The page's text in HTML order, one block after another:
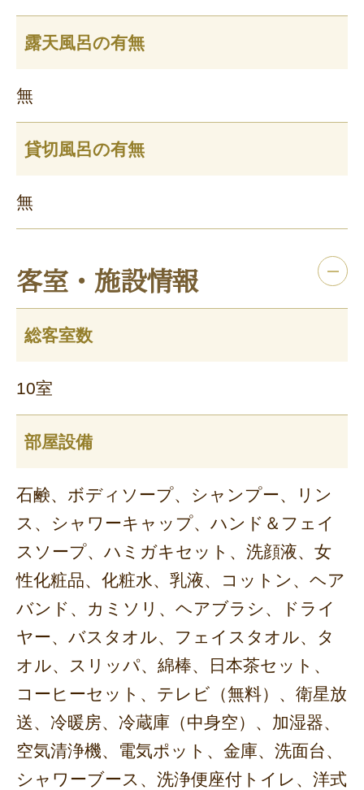
露天風呂の有無
無
貸切風呂の有無
無
客室・施設情報
総客室数
10室
部屋設備
石鹸、ボディソープ、シャンプー、リン
ス、シャワーキャップ、ハンド＆フェイ
スソープ、ハミガキセット、洗顔液、女
性化粧品、化粧水、乳液、コットン、ヘア
バンド、カミソリ、ヘアブラシ、ドライ
ヤー、バスタオル、フェイスタオル、タ
オル、スリッパ、綿棒、日本茶セット、
コーヒーセット、テレビ（無料）、衛星放
送、冷暖房、冷蔵庫（中身空）、加湿器、
空気清浄機、電気ポット、金庫、洗面台、
シャワーブース、洗浄便座付トイレ、洋式